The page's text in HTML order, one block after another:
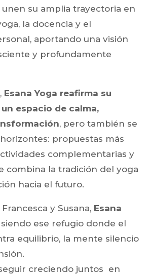
su amplia trayectoria en
la docencia y el
aportando una visión
y profundamente
Esana Yoga reafirma su
espacio de calma,
, pero también se
propuestas más
complementarias y
combina la tradición del yoga
hacia el futuro.
y Susana, Esana
ese refugio donde el
equilibrio, la mente silencio
creciendo juntos en